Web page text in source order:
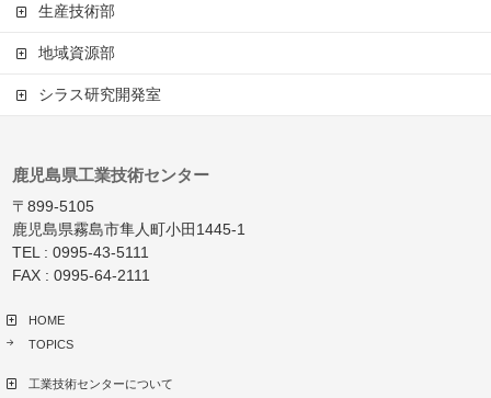
生産技術部
地域資源部
シラス研究開発室
鹿児島県工業技術センター
〒899-5105
鹿児島県霧島市隼人町小田1445-1
TEL : 0995-43-5111
FAX : 0995-64-2111
HOME
TOPICS
工業技術センターについて